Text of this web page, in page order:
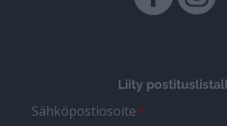
Liity
Sähköpostiosoite*